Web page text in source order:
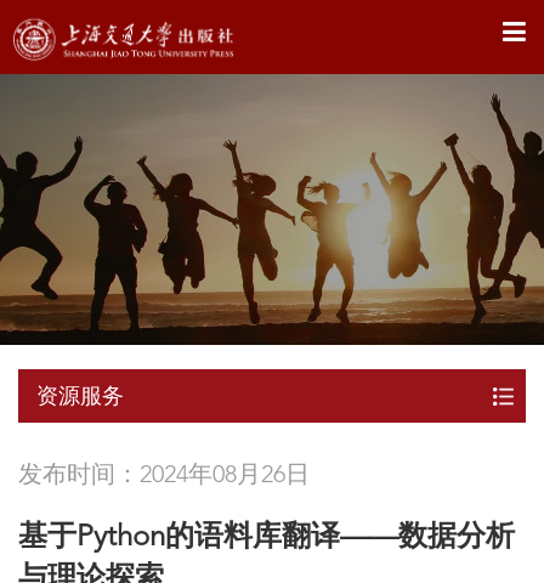
X
资源服务
发布时间：2024年08月26日
基于Python的语料库翻译——数据分析